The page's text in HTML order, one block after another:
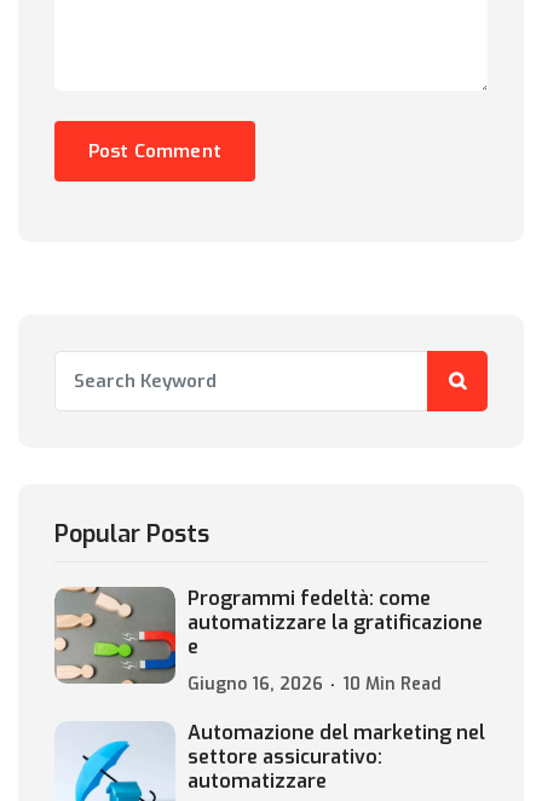
Popular Posts
Programmi fedeltà: come
automatizzare la gratificazione
e
Giugno 16, 2026 10 Min Read
Automazione del marketing nel
settore assicurativo:
automatizzare